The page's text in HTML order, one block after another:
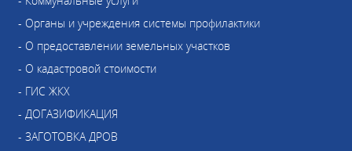
- Органы и учреждения системы профилактики
- О предоставлении земельных участков
- О кадастровой стоимости
- ГИС ЖКХ
- ДОГАЗИФИКАЦИЯ
- ЗАГОТОВКА ДРОВ